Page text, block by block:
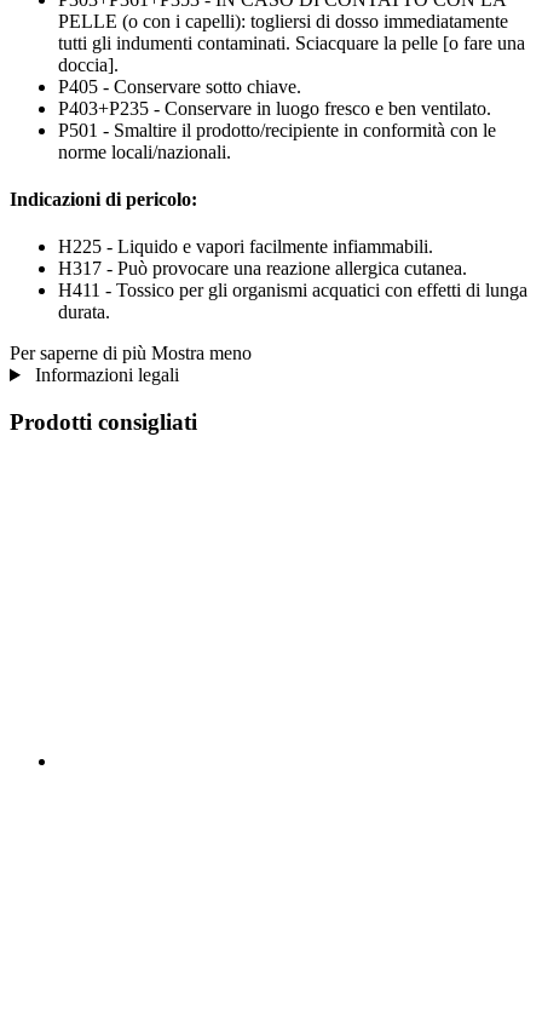
PELLE (o con i capelli): togliersi di dosso immediatamente
tutti gli indumenti contaminati. Sciacquare la pelle [o fare una
doccia].
P405 - Conservare sotto chiave.
P403+P235 - Conservare in luogo fresco e ben ventilato.
P501 - Smaltire il prodotto/recipiente in conformità con le
norme locali/nazionali.
Indicazioni di pericolo:
H225 - Liquido e vapori facilmente infiammabili.
H317 - Può provocare una reazione allergica cutanea.
H411 - Tossico per gli organismi acquatici con effetti di lunga
durata.
Per saperne di più Mostra meno
Informazioni legali
Prodotti consigliati